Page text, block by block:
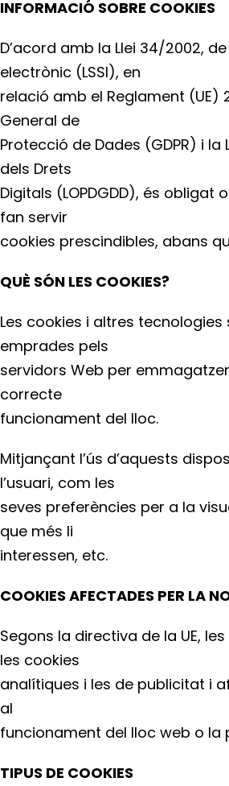
INFORMACIÓ SOBRE COOKIES
D’acord amb la Llei 34/2002,
electrònic (LSSI), en
relació amb el Reglament (UE)
General de
Protecció de Dades (GDPR) i
dels Drets
Digitals (LOPDGDD), és
fan servir
cookies prescindibles, abans
QUÈ SÓN LES COOKIES?
Les cookies i altres
emprades pels
servidors Web per
correcte
funcionament del lloc.
Mitjançant l’ús d’aquests
l’usuari, com les
seves preferències per a la
que més li
interessen, etc.
COOKIES AFECTADES PER LA
Segons la directiva de la UE,
les cookies
analítiques i les de publicitat i
al
funcionament del lloc web o la
TIPUS DE COOKIES